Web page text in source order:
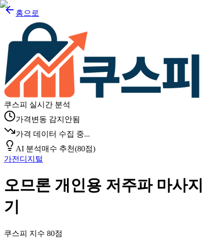
홈으로
쿠스피 실시간 분석
가격변동 감지안됨
가격 데이터 수집 중...
AI 분석매수 추천(80점)
가전디지털
오므론 개인용 저주파 마사지
기
쿠스피 지수 80점